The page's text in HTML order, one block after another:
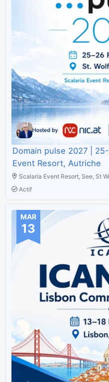
Domain pulse 2027 |
Event Resort, Autriche
Scalaria Event Resort, See, St
Actif
MAR
13